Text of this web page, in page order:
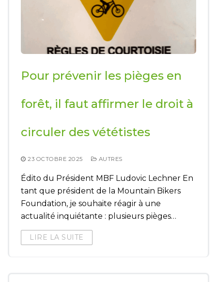
Pour prévenir les pièges en
forêt, il faut affirmer le droit à
circuler des vététistes
23 OCTOBRE 2025 AUTRES
Édito du Président MBF Ludovic Lechner En
tant que président de la Mountain Bikers
Foundation, je souhaite réagir à une
actualité inquiétante : plusieurs pièges…
LIRE LA SUITE